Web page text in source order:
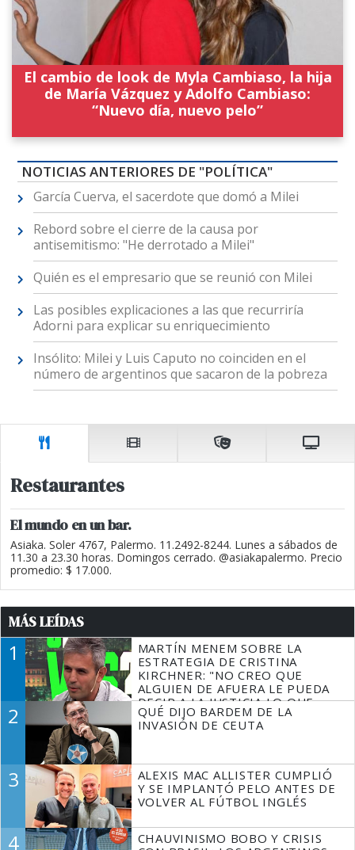
El cambio de look de Myla Cambiaso, la hija
de María Vázquez y Adolfo Cambiaso:
“Nuevo día, nuevo pelo”
NOTICIAS ANTERIORES DE "POLÍTICA"
García Cuerva, el sacerdote que domó a Milei
Rebord sobre el cierre de la causa por
antisemitismo: "He derrotado a Milei"
Quién es el empresario que se reunió con Milei
Las posibles explicaciones a las que recurriría
Adorni para explicar su enriquecimiento
Insólito: Milei y Luis Caputo no coinciden en el
número de argentinos que sacaron de la pobreza
Restaurantes
El mundo en un bar.
Asiaka. Soler 4767, Palermo. 11.2492-8244. Lunes a sábados de
11.30 a 23.30 horas. Domingos cerrado. @asiakapalermo. Precio
promedio: $ 17.000.
MÁS LEÍDAS
1
MARTÍN MENEM SOBRE LA
ESTRATEGIA DE CRISTINA
KIRCHNER: "NO CREO QUE
ALGUIEN DE AFUERA LE PUEDA
DECIR A LA JUSTICIA LO QUE
TIENE QUE HACER"
2
QUÉ DIJO BARDEM DE LA
INVASIÓN DE CEUTA
3
ALEXIS MAC ALLISTER CUMPLIÓ
Y SE IMPLANTÓ PELO ANTES DE
VOLVER AL FÚTBOL INGLÉS
4
CHAUVINISMO BOBO Y CRISIS